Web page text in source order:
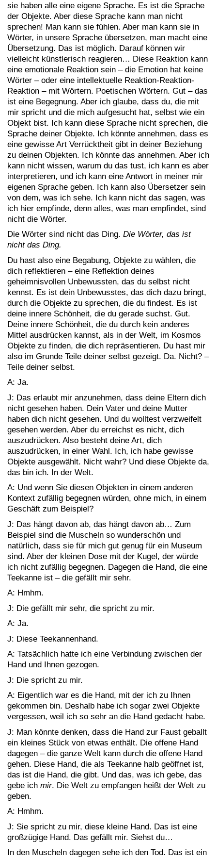
sie haben alle eine eigene Sprache. Es ist die Sprache
der Objekte. Aber diese Sprache kann man nicht
sprechen! Man kann sie fühlen. Aber man kann sie in
Wörter, in unsere Sprache übersetzen, man macht eine
Übersetzung. Das ist möglich. Darauf können wir
vielleicht künstlerisch reagieren… Diese Reaktion kann
eine emotionale Reaktion sein – die Emotion hat keine
Wörter – oder eine intellektuelle Reaktion-Reaktion-
Reaktion – mit Wörtern. Poetischen Wörtern. Gut – das
ist eine Begegnung. Aber ich glaube, dass du, die mit
mir spricht und die mich aufgesucht hat, selbst wie ein
Objekt bist. Ich kann diese Sprache nicht sprechen, die
Sprache deiner Objekte. Ich könnte annehmen, dass es
eine gewisse Art Verrücktheit gibt in deiner Beziehung
zu deinen Objekten. Ich könnte das annehmen. Aber ich
kann nicht wissen, warum du das tust, ich kann es aber
interpretieren, und ich kann eine Antwort in meiner mir
eigenen Sprache geben. Ich kann also Übersetzer sein
von dem, was ich sehe. Ich kann nicht das sagen, was
ich hier empfinde, denn alles, was man empfindet, sind
nicht die Wörter.
Die Wörter sind nicht das Ding. Die Wörter, das ist
nicht das Ding.
Du hast also eine Begabung, Objekte zu wählen, die
dich reflektieren – eine Reflektion deines
geheimnisvollen Unbewussten, das du selbst nicht
kennst. Es ist dein Unbewusstes, das dich dazu bringt,
durch die Objekte zu sprechen, die du findest. Es ist
deine innere Schönheit, die du gerade suchst. Gut.
Deine innere Schönheit, die du durch kein anderes
Mittel ausdrücken kannst, als in der Welt, im Kosmos
Objekte zu finden, die dich repräsentieren. Du hast mir
also im Grunde Teile deiner selbst gezeigt. Da. Nicht? –
Teile deiner selbst.
A: Ja.
J: Das erlaubt mir anzunehmen, dass deine Eltern dich
nicht gesehen haben. Dein Vater und deine Mutter
haben dich nicht gesehen. Und du wolltest verzweifelt
gesehen werden. Aber du erreichst es nicht, dich
auszudrücken. Also besteht deine Art, dich
auszudrücken, in einer Wahl. Ich, ich habe gewisse
Objekte ausgewählt. Nicht wahr? Und diese Objekte da,
das bin ich. In der Welt.
A: Und wenn Sie diesen Objekten in einem anderen
Kontext zufällig begegnen würden, ohne mich, in einem
Geschäft zum Beispiel?
J: Das hängt davon ab, das hängt davon ab… Zum
Beispiel sind die Muscheln so wunderschön und
natürlich, dass sie für mich gut genug für ein Museum
sind. Aber der kleinen Dose mit der Kugel, der würde
ich nicht zufällig begegnen. Dagegen die Hand, die eine
Teekanne ist – die gefällt mir sehr.
A: Hmhm.
J: Die gefällt mir sehr, die spricht zu mir.
A: Ja.
J: Diese Teekannenhand.
A: Tatsächlich hatte ich eine Verbindung zwischen der
Hand und Ihnen gezogen.
J: Die spricht zu mir.
A: Eigentlich war es die Hand, mit der ich zu Ihnen
gekommen bin. Deshalb habe ich sogar zwei Objekte
vergessen, weil ich so sehr an die Hand gedacht habe.
J: Man könnte denken, dass die Hand zur Faust geballt
ein kleines Stück von etwas enthält. Die offene Hand
dagegen – die ganze Welt kann durch die offene Hand
gehen. Diese Hand, die als Teekanne halb geöffnet ist,
das ist die Hand, die gibt. Und das, was ich gebe, das
gebe ich mir. Die Welt zu empfangen heißt der Welt zu
geben.
A: Hmhm.
J: Sie spricht zu mir, diese kleine Hand. Das ist eine
großzügige Hand. Das gefällt mir. Siehst du…
In den Muscheln dagegen sehe ich den Tod. Das ist ein